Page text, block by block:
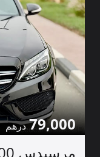
79,000
مرسيدس C200 للبيع